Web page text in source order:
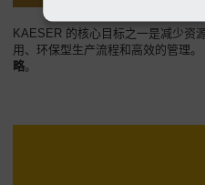
KAESER 的核心目标之一是减少资
用、环保型生产流程和高效的管理。
略。